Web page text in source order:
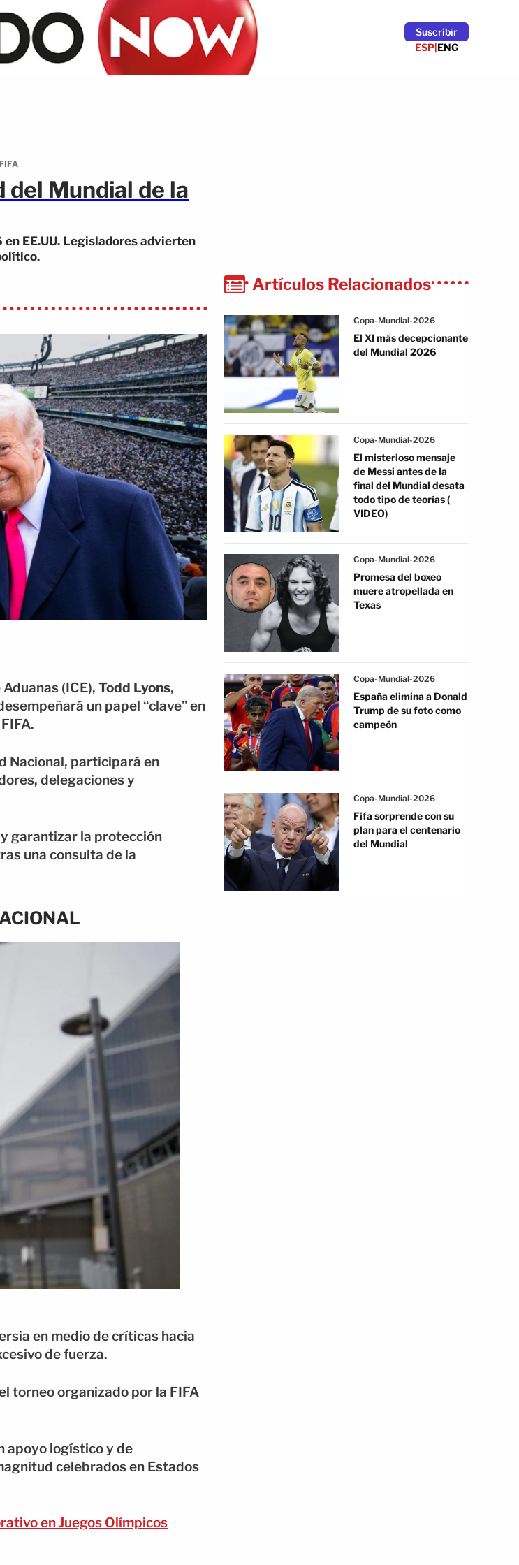
Suscribír
ESP|ENG
del Mundial de la
EE.UU. Legisladores advierten
(ICE), Todd Lyons,
un papel “clave” en
FIFA.
Nacional, participará en
delegaciones y
garantizar la protección
una consulta de la
en medio de críticas hacia
de fuerza.
torneo organizado por la FIFA
apoyo logístico y de
celebrados en Estados
en Juegos Olímpicos
Artículos Relacionados
Copa-Mundial-2026
El XI más decepcionante
del Mundial 2026
Copa-Mundial-2026
El misterioso mensaje
de Messi antes de la
final del Mundial desata
todo tipo de teorías (
VIDEO)
Copa-Mundial-2026
Promesa del boxeo
muere atropellada en
Texas
Copa-Mundial-2026
España elimina a Donald
Trump de su foto como
campeón
Copa-Mundial-2026
Fifa sorprende con su
plan para el centenario
del Mundial